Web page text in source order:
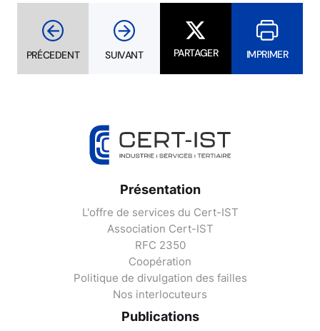
PRÉCEDENT SUIVANT PARTAGER IMPRIMER
Présentation
L'offre de services du Cert-IST
Association Cert-IST
RFC 2350
Coopération
Politique de divulgation des failles
Nos interlocuteurs
Publications